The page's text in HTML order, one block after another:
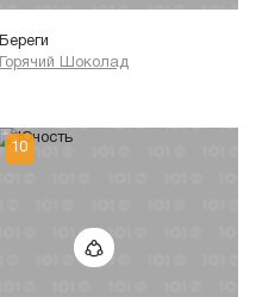
Береги
Горячий Шоколад